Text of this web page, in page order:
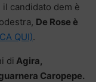
candidato dem è
De Rose è
QUI).
di Agira,
Caropepe.